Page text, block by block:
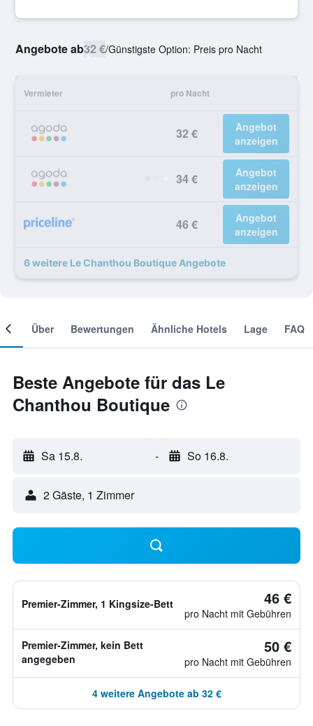
Angebote ab32 €/Günstigste Option: Preis pro Nacht
Vermieter pro Nacht
32 €
Angebot
anzeigen
34 €
Angebot
anzeigen
46 €
Angebot
anzeigen
6 weitere Le Chanthou Boutique Angebote
Über Bewertungen Ähnliche Hotels Lage FAQ
Beste Angebote für das Le
Chanthou Boutique
Sa 15.8. - So 16.8.
2 Gäste, 1 Zimmer
Premier-Zimmer, 1 Kingsize-Bett 46 €
pro Nacht mit Gebühren
Premier-Zimmer, kein Bett
angegeben
50 €
pro Nacht mit Gebühren
4 weitere Angebote ab 32 €